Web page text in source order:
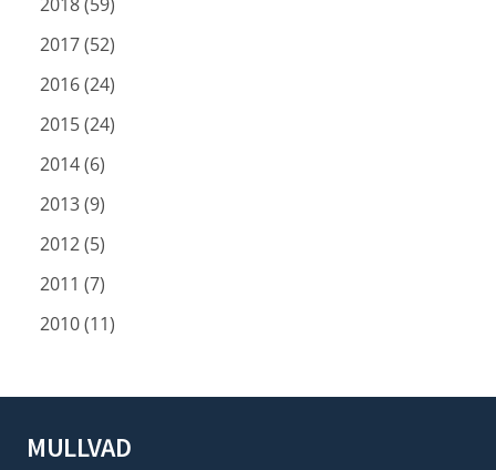
2017 (52)
2016 (24)
2015 (24)
2014 (6)
2013 (9)
2012 (5)
2011 (7)
2010 (11)
MULLVAD